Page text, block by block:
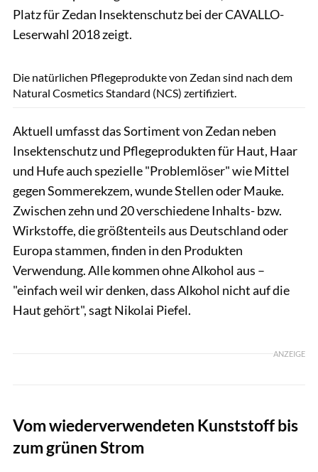
Platz für Zedan Insektenschutz bei der CAVALLO-
Leserwahl 2018 zeigt.
Die natürlichen Pflegeprodukte von Zedan sind nach dem
Natural Cosmetics Standard (NCS) zertifiziert.
Aktuell umfasst das Sortiment von Zedan neben
Insektenschutz und Pflegeprodukten für Haut, Haar
und Hufe auch spezielle "Problemlöser" wie Mittel
gegen Sommerekzem, wunde Stellen oder Mauke.
Zwischen zehn und 20 verschiedene Inhalts- bzw.
Wirkstoffe, die größtenteils aus Deutschland oder
Europa stammen, finden in den Produkten
Verwendung. Alle kommen ohne Alkohol aus –
"einfach weil wir denken, dass Alkohol nicht auf die
Haut gehört", sagt Nikolai Piefel.
ANZEIGE
Vom wiederverwendeten Kunststoff bis
zum grünen Strom